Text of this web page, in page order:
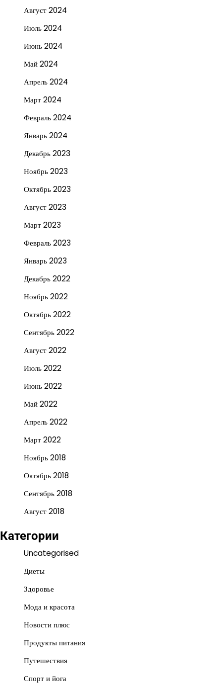
Август 2024
Июль 2024
Июнь 2024
Май 2024
Апрель 2024
Март 2024
Февраль 2024
Январь 2024
Декабрь 2023
Ноябрь 2023
Октябрь 2023
Август 2023
Март 2023
Февраль 2023
Январь 2023
Декабрь 2022
Ноябрь 2022
Октябрь 2022
Сентябрь 2022
Август 2022
Июль 2022
Июнь 2022
Май 2022
Апрель 2022
Март 2022
Ноябрь 2018
Октябрь 2018
Сентябрь 2018
Август 2018
Категории
Uncategorised
Диеты
Здоровье
Мода и красота
Новости плюс
Продукты питания
Путешествия
Спорт и йога